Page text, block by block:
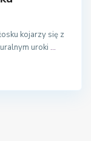
kojarzy się z
uroki ...